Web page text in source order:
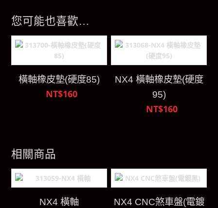
您可能也喜歡…
橫軸橡皮墊(硬度85)
NT$160
NX4 橫軸橡皮墊(硬度
95)
NT$160
相關商品
NX4 橫軸
NX4 CNC煞車盤(電鍍